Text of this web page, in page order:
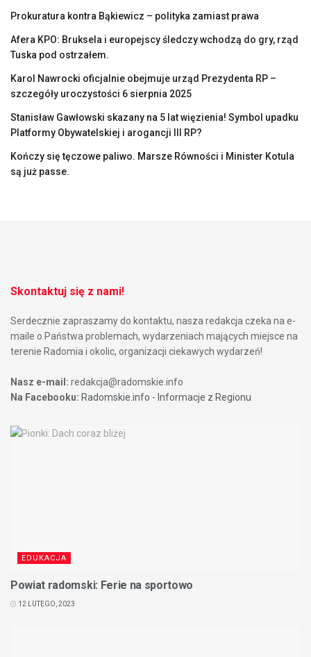
Prokuratura kontra Bąkiewicz – polityka zamiast prawa
Afera KPO: Bruksela i europejscy śledczy wchodzą do gry, rząd
Tuska pod ostrzałem.
Karol Nawrocki oficjalnie obejmuje urząd Prezydenta RP –
szczegóły uroczystości 6 sierpnia 2025
Stanisław Gawłowski skazany na 5 lat więzienia! Symbol upadku
Platformy Obywatelskiej i arogancji III RP?
Kończy się tęczowe paliwo. Marsze Równości i Minister Kotula
są już passe.
Skontaktuj się z nami!
Serdecznie zapraszamy do kontaktu, nasza redakcja czeka na e-
maile o Państwa problemach, wydarzeniach mających miejsce na
terenie Radomia i okolic, organizacji ciekawych wydarzeń!
Nasz e-mail: redakcja@radomskie.info
Na Facebooku: Radomskie.info - Informacje z Regionu
EDUKACJA
Powiat radomski: Ferie na sportowo
12 LUTEGO, 2023